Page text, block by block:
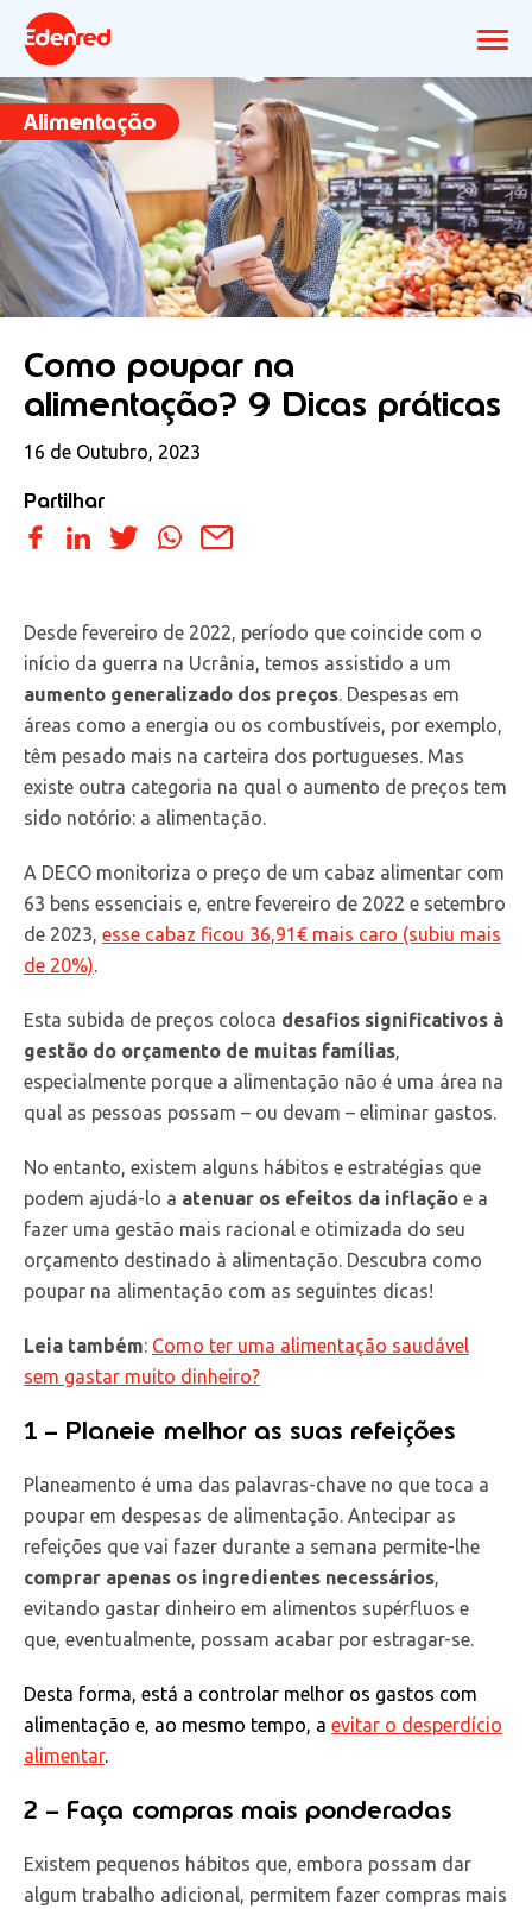
Alimentação
Como poupar na
alimentação? 9 Dicas práticas
16 de Outubro, 2023
Partilhar
Desde fevereiro de 2022, período que coincide com o
início da guerra na Ucrânia, temos assistido a um
aumento generalizado dos preços . Despesas em
áreas como a energia ou os combustíveis, por exemplo,
têm pesado mais na carteira dos portugueses. Mas
existe outra categoria na qual o aumento de preços tem
sido notório: a alimentação.
A DECO monitoriza o preço de um cabaz alimentar com
63 bens essenciais e, entre fevereiro de 2022 e setembro
de 2023, esse cabaz ficou 36,91€ mais caro (subiu mais
de 20%)
Esta subida de preços coloca desafios significativos à
gestão do orçamento de muitas famílias
especialmente porque a alimentação não é uma área na
qual as pessoas possam – ou devam – eliminar gastos.
No entanto, existem alguns hábitos e estratégias que
podem ajudá-lo a atenuar os efeitos da inflação e a
fazer uma gestão mais racional e otimizada do seu
orçamento destinado à alimentação. Descubra como
poupar na alimentação com as seguintes dicas!
Leia também: Como ter uma alimentação saudável
sem gastar muito dinheiro?
1 – Planeie melhor as suas refeições
Planeamento é uma das palavras-chave no que toca a
poupar em despesas de alimentação. Antecipar as
refeições que vai fazer durante a semana permite-lhe
comprar apenas os ingredientes necessários
evitando gastar dinheiro em alimentos supérfluos e
que, eventualmente, possam acabar por estragar-se.
Desta forma, está a controlar melhor os gastos com
alimentação e, ao mesmo tempo, a evitar o desperdício
alimentar.
2 – Faça compras mais ponderadas
Existem pequenos hábitos que, embora possam dar
algum trabalho adicional, permitem fazer compras mais